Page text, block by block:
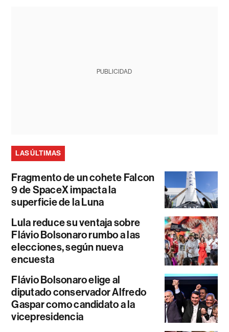
PUBLICIDAD
LAS ÚLTIMAS
Fragmento de un cohete Falcon
9 de SpaceX impacta la
superficie de la Luna
Lula reduce su ventaja sobre
Flávio Bolsonaro rumbo a las
elecciones, según nueva
encuesta
Flávio Bolsonaro elige al
diputado conservador Alfredo
Gaspar como candidato a la
vicepresidencia